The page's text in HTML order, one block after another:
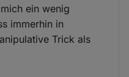
ein wenig
immerhin in
Trick als